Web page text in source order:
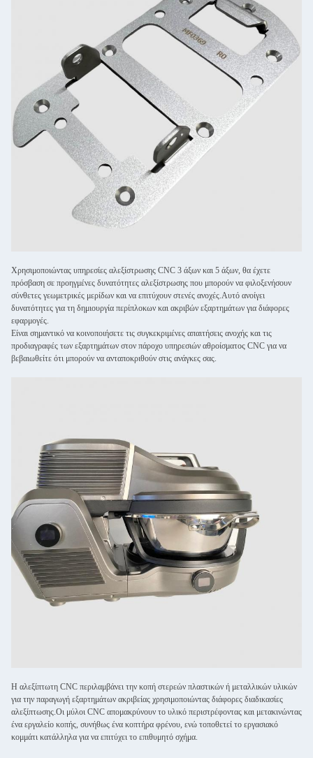
Χρησιμοποιώντας υπηρεσίες αλεξίστρωσης CNC 3 άξων και 5 άξων, θα έχετε
πρόσβαση σε προηγμένες δυνατότητες αλεξίστρωσης που μπορούν να φιλοξενήσουν
σύνθετες γεωμετρικές μερίδων και να επιτύχουν στενές ανοχές.Αυτό ανοίγει
δυνατότητες για τη δημιουργία περίπλοκων και ακριβών εξαρτημάτων για διάφορες
εφαρμογές.
Είναι σημαντικό να κοινοποιήσετε τις συγκεκριμένες απαιτήσεις ανοχής και τις
προδιαγραφές των εξαρτημάτων στον πάροχο υπηρεσιών αθροίσματος CNC για να
βεβαιωθείτε ότι μπορούν να ανταποκριθούν στις ανάγκες σας.
Η αλεξίπτωτη CNC περιλαμβάνει την κοπή στερεών πλαστικών ή μεταλλικών υλικών
για την παραγωγή εξαρτημάτων ακριβείας χρησιμοποιώντας διάφορες διαδικασίες
αλεξίπτωσης.Οι μύλοι CNC απομακρύνουν το υλικό περιστρέφοντας και μετακινώντας
ένα εργαλείο κοπής, συνήθως ένα κοπτήρα φρένου, ενώ τοποθετεί το εργασιακό
κομμάτι κατάλληλα για να επιτύχει το επιθυμητό σχήμα.